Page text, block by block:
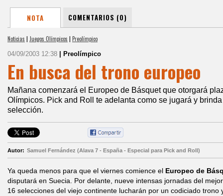
NOTA COMENTARIOS (0)
Noticias | Juegos Olímpicos | Preolímpico
04/09/2003 12:38 | Preolímpico
En busca del trono europeo
Mañana comenzará el Europeo de Básquet que otorgará
Olímpicos. Pick and Roll te adelanta como se jugará y
selección.
Autor: Samuel Fernández (Alava 7 - España - Especial para Pick and Roll)
Ya queda menos para que el viernes comience el Europeo de
disputará en Suecia. Por delante, nueve intensas jornadas del
16 selecciones del viejo continente lucharán por un codiciado